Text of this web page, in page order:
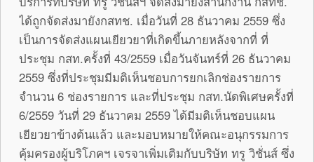
ได้ถูกจัดส่งมายังกสทช. เมื่อวันที่ 28 ธันวาคม 2559 ซึ่ง
เป็นการจัดส่งแผนเยียวยาที่เกิดขึ้นภายหลังจากที่ ที่
ประชุม กสท.ครั้งที่ 43/2559 เมื่อวันจันทร์ที่ 26 ธันวาคม
2559 ซึ่งที่ประชุมมีมติเห็นชอบการยกเลิกช่องรายการ
จำนวน 6 ช่องรายการ และที่ประชุม กสท.นัดพิเศษครั้งที่
6/2559 วันที่ 29 ธันวาคม 2559 ได้มีมติเห็นชอบแผน
เยียวยาข้างต้นแล้ว และมอบหมายให้คณะอนุกรรมการ
คุ้มครองผู้บริโภคฯ เจรจาเพิ่มเติมกับบริษัท ทรู วิชั่นส์ ซึ่ง